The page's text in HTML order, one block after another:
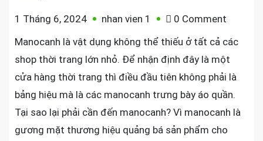
1 Tháng 6, 2024 nhan vien 1 0 Comment
Em
Hot
Hit
Cho
Shop
Manocanh là vật dụng không thể thiếu ở tất cả các
shop thời trang lớn nhỏ. Để nhận định đây là một
cửa hàng thời trang thì điều đầu tiên không phải là
bảng hiệu mà là các manocanh trưng bày áo quần.
Tại sao lại phải cần đến manocanh? Vì manocanh là
gương mặt thương hiệu quảng bá sản phẩm cho